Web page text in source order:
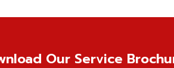
Our Service